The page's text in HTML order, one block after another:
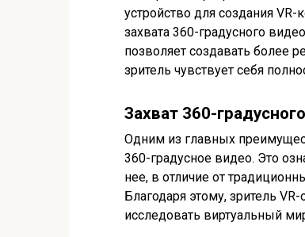
устройство для создания
захвата 360-градусного
позволяет создавать более
зритель чувствует себя
Захват 360-
Одним из главных
360-градусное видео. Это
нее, в отличие от
Благодаря этому, зритель
исследовать виртуальный